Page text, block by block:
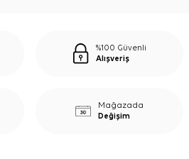
%100 Güvenli
Alışveriş
Mağazada
Değişim